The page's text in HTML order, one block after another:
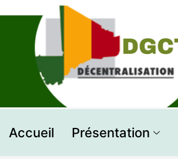
Accueil Présentation